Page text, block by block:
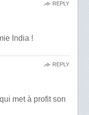
India !
REPLY
met à profit son
REPLY